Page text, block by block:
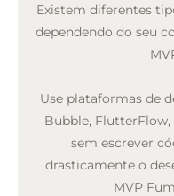
Existem diferentes
dependendo do seu
Use plataformas de
Bubble,
sem escrever
drasticamente o
MVP